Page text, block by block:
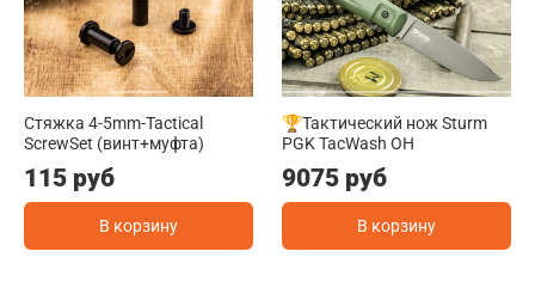
Стяжка 4-5mm-Tactical
ScrewSet (винт+муфта)
115 руб
В корзину
🏆Тактический нож Sturm
PGK TacWash OH
9075 руб
В корзину